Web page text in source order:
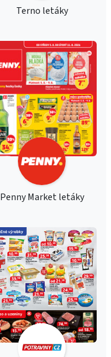
Terno letáky
Penny Market letáky